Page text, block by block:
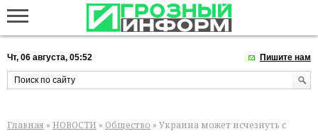
Чт, 06 августа, 05:52 Пишите нам
Главная » НОВОСТИ » Общество » Украина может исчезнуть с